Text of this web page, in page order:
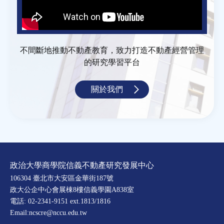
不間斷地推動不動產教育，致力打造不動產經營管理
的研究學習平台
關於我們
政治大學商學院信義不動產研究發展中心
106304 臺北市大安區金華街187號
政大公企中心會展棟8樓信義學園A838室
電話: 02-2341-9151 ext.1813/1816
Email:ncscre@nccu.edu.tw